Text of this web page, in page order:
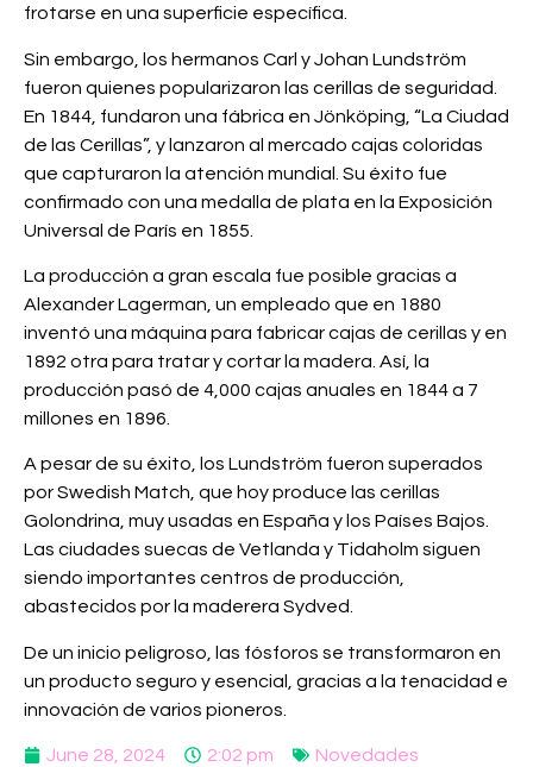
frotarse en una superficie específica.
Sin embargo, los hermanos Carl y Johan Lundström
fueron quienes popularizaron las cerillas de seguridad.
En 1844, fundaron una fábrica en Jönköping, “La Ciudad
de las Cerillas”, y lanzaron al mercado cajas coloridas
que capturaron la atención mundial. Su éxito fue
confirmado con una medalla de plata en la Exposición
Universal de París en 1855.
La producción a gran escala fue posible gracias a
Alexander Lagerman, un empleado que en 1880
inventó una máquina para fabricar cajas de cerillas y en
1892 otra para tratar y cortar la madera. Así, la
producción pasó de 4,000 cajas anuales en 1844 a 7
millones en 1896.
A pesar de su éxito, los Lundström fueron superados
por Swedish Match, que hoy produce las cerillas
Golondrina, muy usadas en España y los Países Bajos.
Las ciudades suecas de Vetlanda y Tidaholm siguen
siendo importantes centros de producción,
abastecidos por la maderera Sydved.
De un inicio peligroso, las fósforos se transformaron en
un producto seguro y esencial, gracias a la tenacidad e
innovación de varios pioneros.
June 28, 2024 2:02 pm Novedades